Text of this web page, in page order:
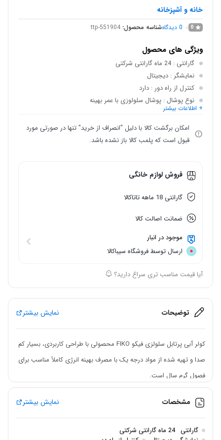
خانه و آشپزخانه
0
0 دیدگاهشناسه محصول: ttp-551904
ویژگی های محصول
گارانتی : 24 ماه گارانتی شرکتی
نمایشگر : دیجیتال
کنترل از راه دور : دارد
نوع پوشال : پوشال سلولوزی با عمر بهینه
توری گردگیر
گردش باد اتوماتیک : دارد
+ اطلاعات بیشتر
امکان برگشت کالا با دلیل "انصراف از خرید" تنها در صورتی مورد
قبول است که پلمب کالا باز نشده باشد.
فروش لوازم خانگی
گارانتی 18 ماهه تاتاکالا
ضمانت اصالت کالا
موجود در انبار
ارسال توسط فروشگاه سیباکالا
آیا قیمت مناسب تری سراغ دارید؟
توضیحات نمایش بیشتر
کولر آبی پرتابل سلولزی فیکو FIKO محصولی با طراحی کاربردی، بسیار کم
صدا و تهیه شده از مواد درجه یک با مصرف بهینه انرژی کاملاً مناسب برای
فصول گرم سال است.
این کولر با قابلیت هوادهی بالا، سرمایش مطلوب و ایجاد رطوبت نسبی
کنترل شده، جهت استفاده در منازل، ادارات، رستوران ها و فروشگاه‌ها
مشخصات نمایش بیشتر
گارانتی 24 ماه گارانتی شرکتی